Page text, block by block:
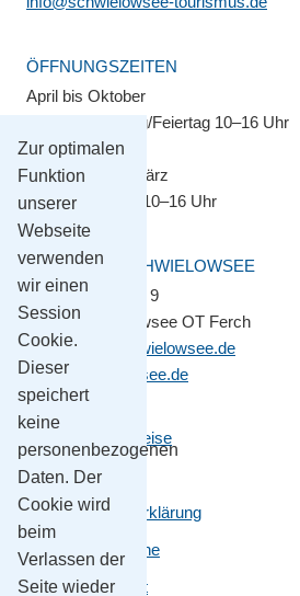
Zur optimalen
Funktion
unserer
Webseite
verwenden
wir einen
Session
Cookie.
Dieser
speichert
keine
personenbezogenen
Daten. Der
Cookie wird
beim
Verlassen der
Seite wieder
ÖFFNUNGSZEITEN
April bis Oktober
Montag–Sonntag/Feiertag 10–16 Uhr
November bis März
Montag–Freitag 10–16 Uhr
GEMEINDE SCHWIELOWSEE
Potsdamer Platz 9
14548 Schwielowsee OT Ferch
gemeinde@schwielowsee.de
www.schwielowsee.de
Kontakt & Anreise
Impressum
Datenschutzerklärung
Leichte Sprache
Barrierefreiheit